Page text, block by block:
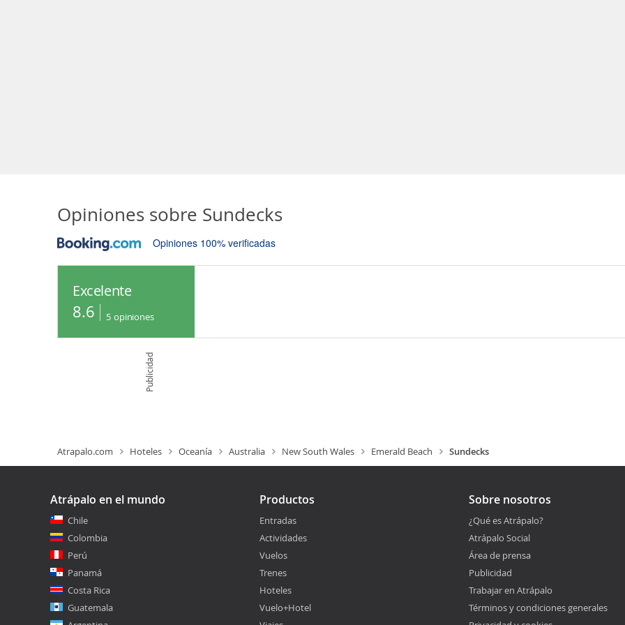
Opiniones sobre Sundecks
Opiniones 100% verificadas
Excelente
8.6 5 opiniones
Publicidad
Atrapalo.com Hoteles Oceanía Australia New South Wales Emerald Beach Sundecks
Atrápalo en el mundo
Chile
Colombia
Perú
Panamá
Costa Rica
Guatemala
Productos
Entradas
Actividades
Vuelos
Trenes
Hoteles
Vuelo+Hotel
Sobre nosotros
¿Qué es Atrápalo?
Atrápalo Social
Área de prensa
Publicidad
Trabajar en Atrápalo
Términos y condiciones generales